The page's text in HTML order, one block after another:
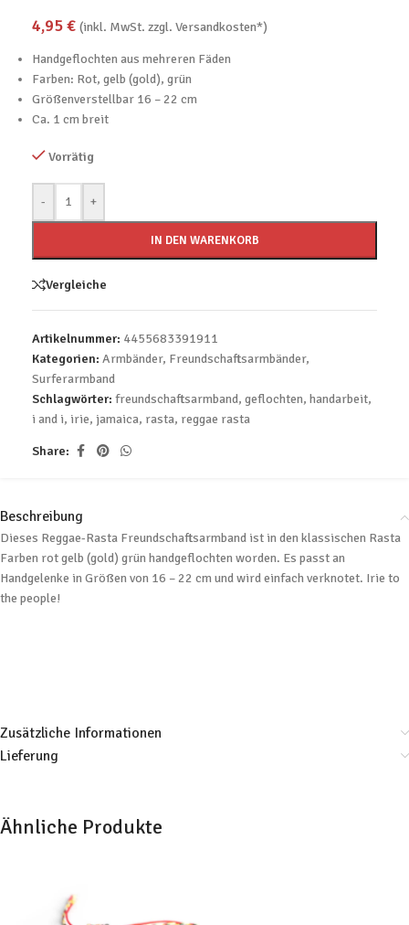
4,95€ (inkl. MwSt. zzgl. Versandkosten*)
Handgeflochten aus mehreren Fäden
Farben: Rot, gelb (gold), grün
Größenverstellbar 16 – 22 cm
Ca. 1 cm breit
Vorrätig
- +
IN DEN WARENKORB
Vergleiche
Artikelnummer: 4455683391911
Kategorien: Armbänder, Freundschaftsarmbänder,
Surferarmband
Schlagwörter: freundschaftsarmband, geflochten, handarbeit,
i and i, irie, jamaica, rasta, reggae rasta
Share:
Beschreibung
Dieses Reggae-Rasta Freundschaftsarmband ist in den klassischen Rasta
Farben rot gelb (gold) grün handgeflochten worden. Es passt an
Handgelenke in Größen von 16 – 22 cm und wird einfach verknotet. Irie to
the people!
Zusätzliche Informationen
Lieferung
Ähnliche Produkte